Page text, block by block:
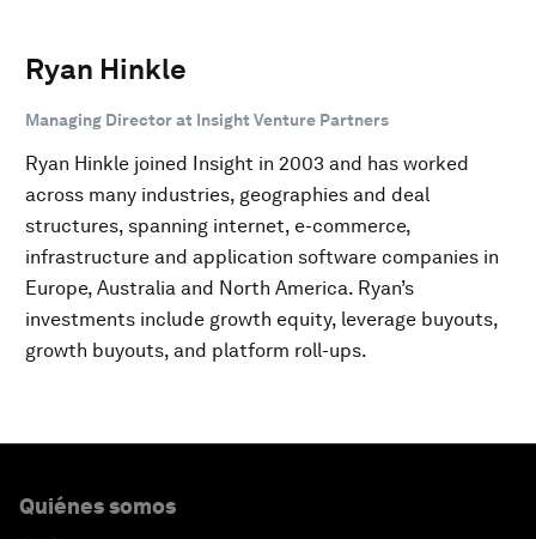
Ryan Hinkle
Managing Director at Insight Venture Partners
Ryan Hinkle joined Insight in 2003 and has worked
across many industries, geographies and deal
structures, spanning internet, e-commerce,
infrastructure and application software companies in
Europe, Australia and North America. Ryan’s
investments include growth equity, leverage buyouts,
growth buyouts, and platform roll-ups.
Quiénes somos